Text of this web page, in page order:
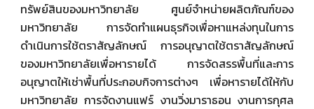
ทรัพย์สินของมหาวิทยาลัย ศูนย์จำหน่ายผลิตภัณฑ์ของ
มหาวิทยาลัย การจัดทำแผนธุรกิจเพื่อหาแหล่งทุนในการ
ดำเนินการใช้ตราสัญลักษณ์ การอนุญาตใช้ตราสัญลักษณ์
ของมหาวิทยาลัยเพื่อหารายได้ การจัดสรรพื้นที่และการ
อนุญาตให้เช่าพื้นที่ประกอบกิจการต่างๆ เพื่อหารายได้ให้กับ
มหาวิทยาลัย การจัดงานแฟร์ งานวิ่งมาราธอน งานการกุศล